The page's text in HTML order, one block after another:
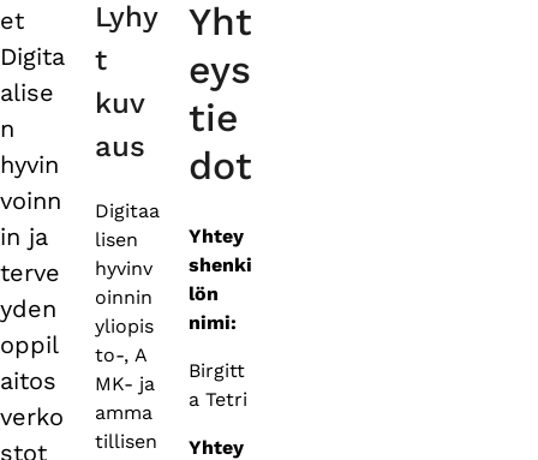
tabs
et
Digita
alise
n
hyvin
voinn
in ja
terve
yden
oppil
aitos
verko
stot
Lyhy
t
kuv
aus
Digitaa
lisen
hyvinv
oinnin
yliopis
to-, A
MK- ja
amma
tillisen
Yht
eys
tie
dot
Yhtey
shenki
lön
nimi:
Birgitt
a Tetri
Yhtey